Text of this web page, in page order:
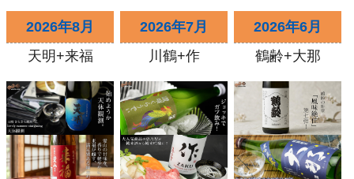
2026年8月
天明+来福
2026年7月
川鶴+作
2026年6月
鶴齢+大那